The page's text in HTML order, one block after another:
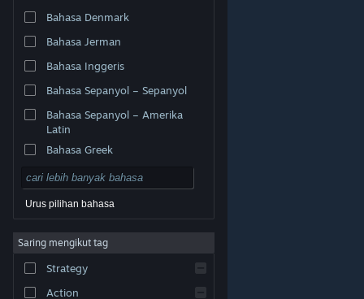
© Valve Corporation. Hak cipta terpelihara. Semua
tanda dagangan ialah hak milik pemilik masing-masing
Perundangan|Accessibility
Steam| Bayaran balik
Bahasa Denmark
Bahasa Jerman
Bahasa Inggeris
Bahasa Sepanyol – Sepanyol
Bahasa Sepanyol – Amerika
Latin
Bahasa Greek
Urus pilihan bahasa
Saring mengikut tag
Strategy
Action